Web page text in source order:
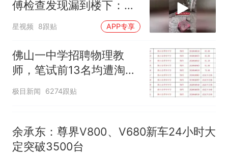
傅检查发现漏到楼下：出
风口未延伸到外墙
星视频 8跟贴 APP专享
佛山一中学招聘物理教
师，笔试前13名均遭淘
汰？教育局：已叫停招
极目新闻 6274跟贴
余承东：尊界V800、V680新车24小时大
定突破3500台